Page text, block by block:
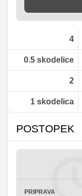
4
0.5skodelice
2
1skodelica
POSTOPEK
PRIPRAVA